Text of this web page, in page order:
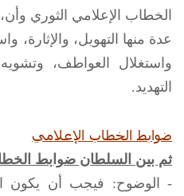
الخطاب الإعلامي الثوري
عدة منها التهويل، والإثارة،
واستغلال العواطف،
التهديد.
ضوابط الخطاب الإعلامي
ثم بين السلطان ضوابط
- الوضوح:‏ فيجب أن يكون